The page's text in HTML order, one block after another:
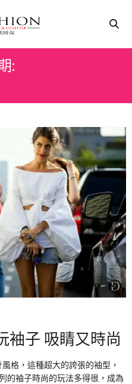
:
袖子 吸睛又時尚
格，這種超大的誇張的袖型，
的袖子時尚的玩法多得很，成為